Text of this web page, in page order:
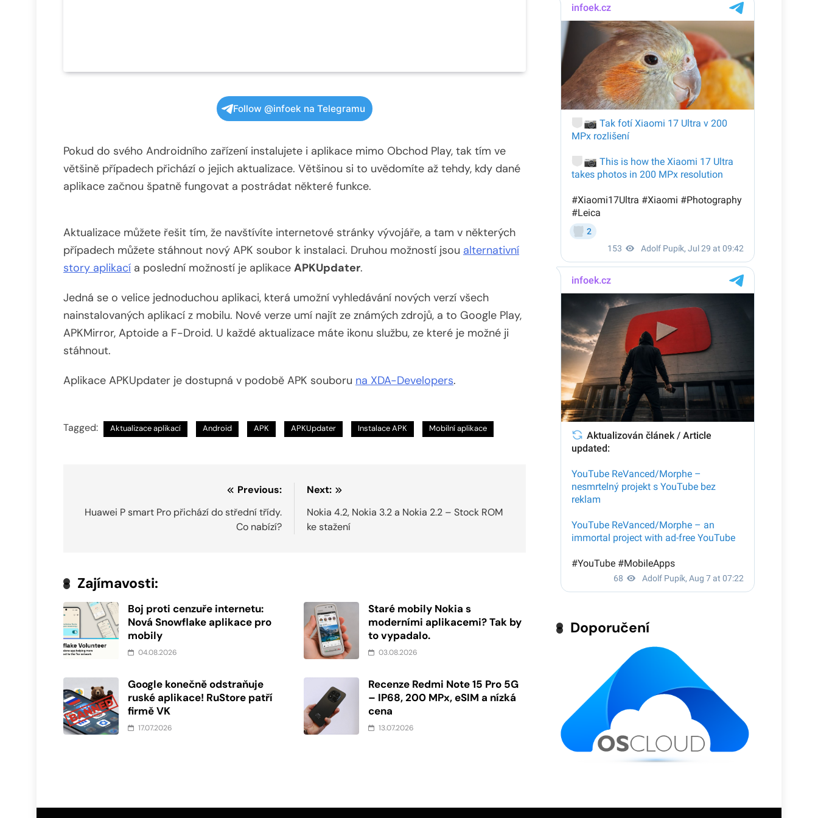
Follow @infoek na Telegramu
Pokud do svého Androidního zařízení instalujete i aplikace mimo Obchod Play, tak tím ve
většině případech přichází o jejich aktualizace. Většinou si to uvědomíte až tehdy, kdy dané
aplikace začnou špatně fungovat a postrádat některé funkce.
Aktualizace můžete řešit tím, že navštívíte internetové stránky vývojáře, a tam v některých
případech můžete stáhnout nový APK soubor k instalaci. Druhou možností jsou alternativní
story aplikací a poslední možností je aplikace APKUpdater.
Jedná se o velice jednoduchou aplikaci, která umožní vyhledávání nových verzí všech
nainstalovaných aplikací z mobilu. Nové verze umí najít ze známých zdrojů, a to Google Play,
APKMirror, Aptoide a F-Droid. U každé aktualizace máte ikonu službu, ze které je možné ji
stáhnout.
Aplikace APKUpdater je dostupná v podobě APK souboru na XDA-Developers.
Tagged: Aktualizace aplikací Android APK APKUpdater Instalace APK Mobilní aplikace
pro
Previous:
Huawei P smart Pro přichází do střední třídy.
Co nabízí?
Next:
Nokia 4.2, Nokia 3.2 a Nokia 2.2 – Stock ROM
ke stažení
Zajímavosti:
Boj proti cenzuře internetu:
Nová Snowflake aplikace pro
mobily
04.08.2026
Staré mobily Nokia s
moderními aplikacemi? Tak by
to vypadalo.
03.08.2026
Google konečně odstraňuje
ruské aplikace! RuStore patří
firmě VK
17.07.2026
Recenze Redmi Note 15 Pro 5G
– IP68, 200 MPx, eSIM a nízká
cena
13.07.2026
Doporučení